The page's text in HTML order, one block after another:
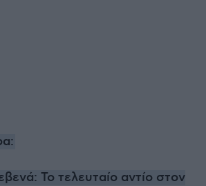
Το τελευταίο αντίο στον